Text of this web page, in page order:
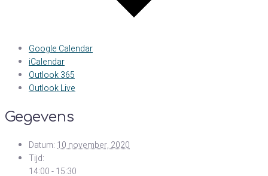
Google Calendar
iCalendar
Outlook 365
Outlook Live
Gegevens
Datum: 10 november, 2020
Tijd:
14:00 - 15:30